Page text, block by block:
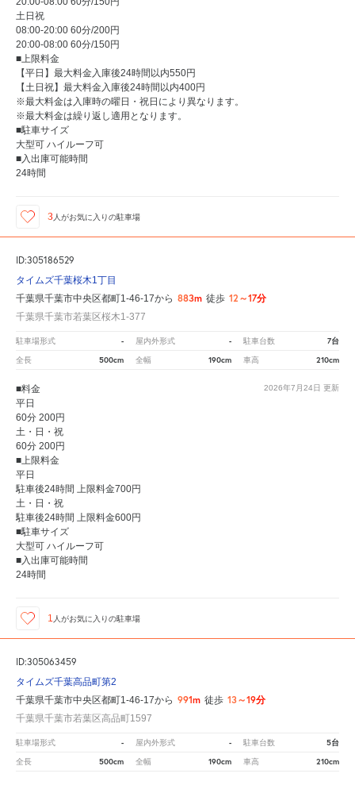
土日祝
08:00-20:00 60分/200円
20:00-08:00 60分/150円
■上限料金
【平日】最大料金入庫後24時間以内550円
【土日祝】最大料金入庫後24時間以内400円
※最大料金は入庫時の曜日・祝日により異なります。
※最大料金は繰り返し適用となります。
■駐車サイズ
大型可 ハイルーフ可
■入出庫可能時間
24時間
3 人がお気に入りの駐車場
ID:305186529
タイムズ千葉桜木1丁目
千葉県千葉市中央区都町1-46-17から 883m 徒歩 12～17分
千葉県千葉市若葉区桜木1-377
駐車場形式 - 屋内外形式 - 駐車台数 7台
全長 500cm 全幅 190cm 車高 210cm
2026年7月24日 更新
■料金
平日
60分 200円
土・日・祝
60分 200円
■上限料金
平日
駐車後24時間 上限料金700円
土・日・祝
駐車後24時間 上限料金600円
■駐車サイズ
大型可 ハイルーフ可
■入出庫可能時間
24時間
1 人がお気に入りの駐車場
ID:305063459
タイムズ千葉高品町第2
千葉県千葉市中央区都町1-46-17から 991m 徒歩 13～19分
千葉県千葉市若葉区高品町1597
駐車場形式 - 屋内外形式 - 駐車台数 5台
全長 500cm 全幅 190cm 車高 210cm